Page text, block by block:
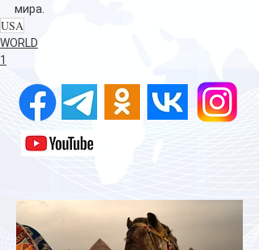
мира.
USA
WORLD
1